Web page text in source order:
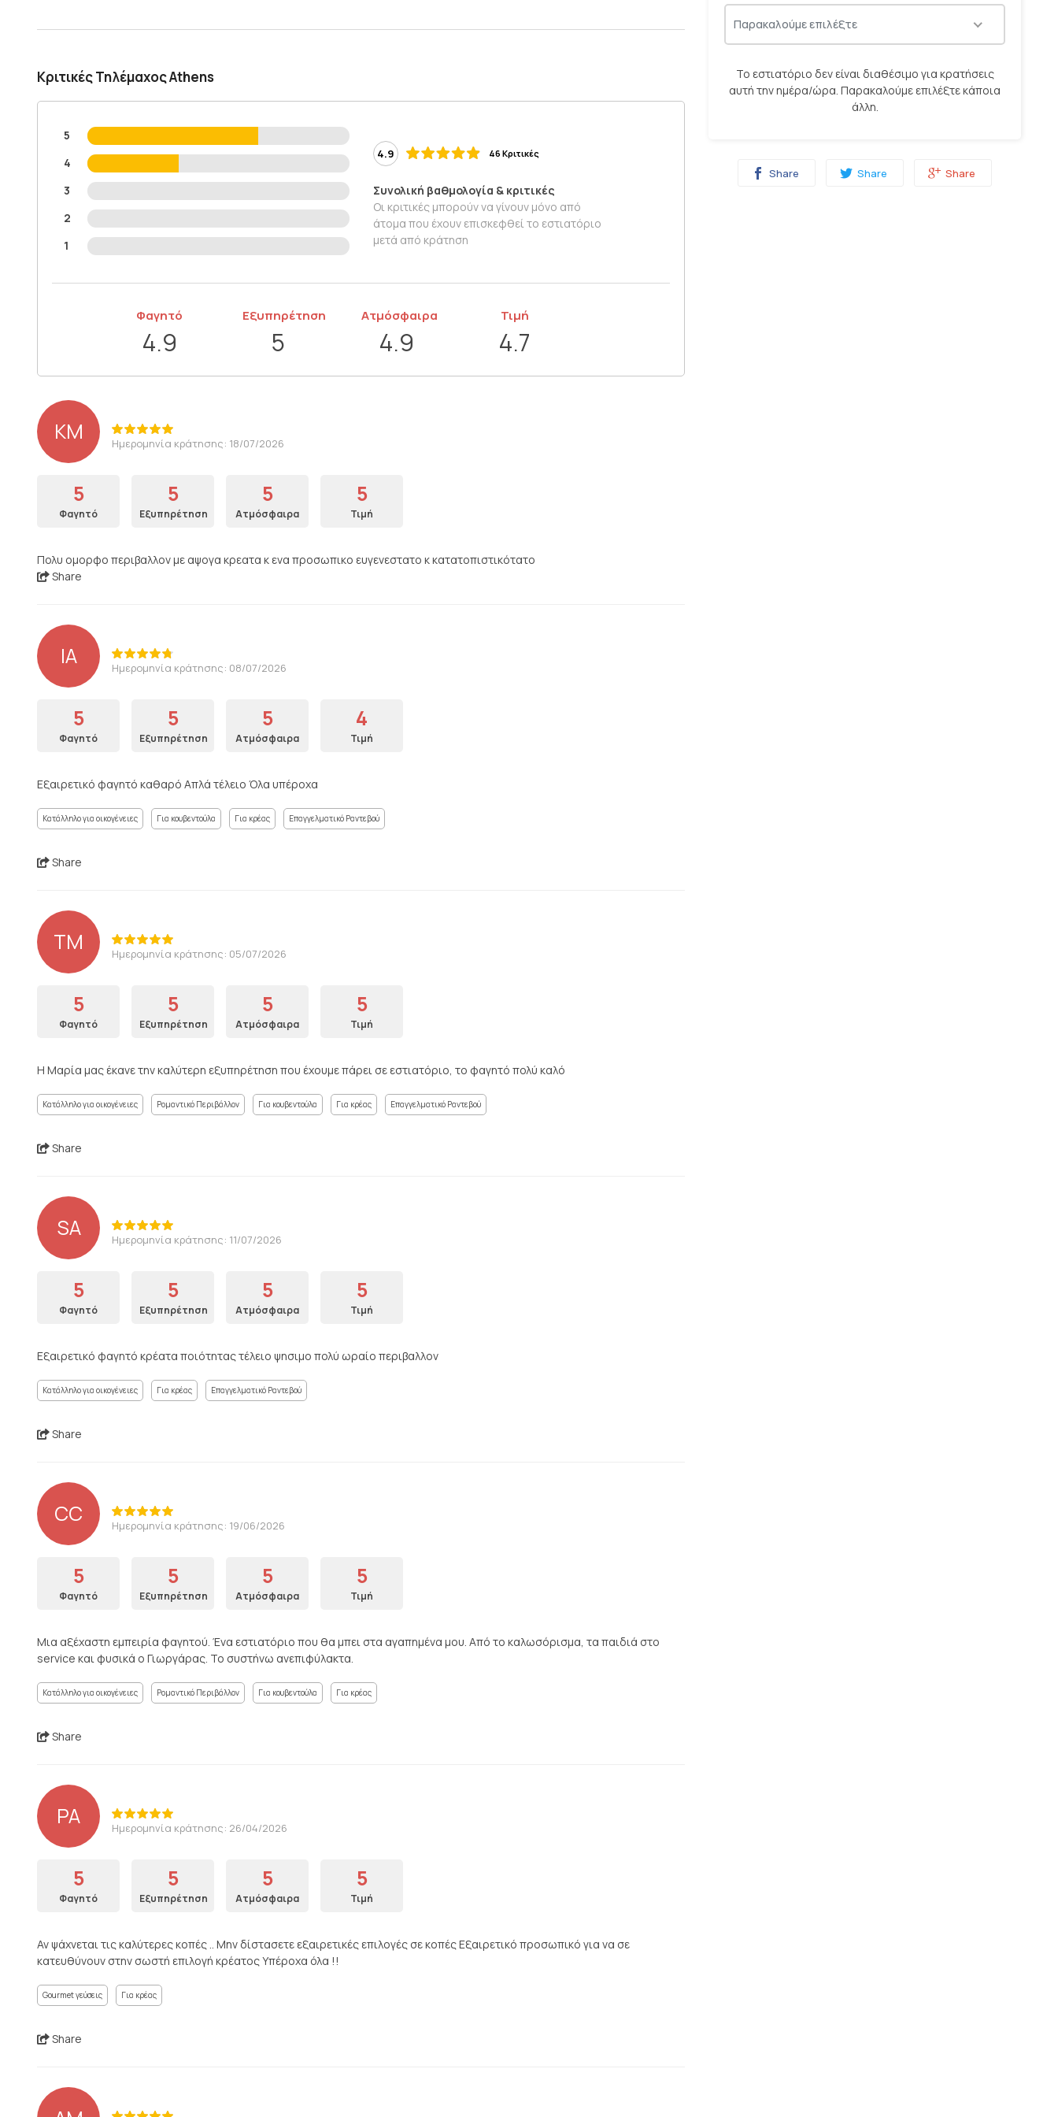
Κριτικές Τηλέμαχος Athens
5
4
3
2
1
4.9 46 Κριτικές
Συνολική βαθμολογία & κριτικές
Οι κριτικές μπορούν να γίνουν μόνο από
άτομα που έχουν επισκεφθεί το εστιατόριο
μετά από κράτηση
Φαγητό
4.9
Εξυπηρέτηση
5
Ατμόσφαιρα
4.9
Τιμή
4.7
KM Ημερομηνία κράτησης: 18/07/2026
5
Φαγητό
5
Εξυπηρέτηση
5
Ατμόσφαιρα
5
Τιμή
Πολυ ομορφο περιβαλλον με αψογα κρεατα κ ενα προσωπικο ευγενεστατο κ κατατοπιστικότατο
Share
IA Ημερομηνία κράτησης: 08/07/2026
5
Φαγητό
5
Εξυπηρέτηση
5
Ατμόσφαιρα
4
Τιμή
Εξαιρετικό φαγητό καθαρό Απλά τέλειο Όλα υπέροχα
Κατάλληλο για οικογένειες Για κουβεντούλα Για κρέας Επαγγελματικό Ραντεβού
Share
ΤΜ Ημερομηνία κράτησης: 05/07/2026
5
Φαγητό
5
Εξυπηρέτηση
5
Ατμόσφαιρα
5
Τιμή
Η Μαρία μας έκανε την καλύτερη εξυπηρέτηση που έχουμε πάρει σε εστιατόριο, το φαγητό πολύ καλό
Κατάλληλο για οικογένειες Ρομαντικό Περιβάλλον Για κουβεντούλα Για κρέας Επαγγελματικό Ραντεβού
Share
SA Ημερομηνία κράτησης: 11/07/2026
5
Φαγητό
5
Εξυπηρέτηση
5
Ατμόσφαιρα
5
Τιμή
Εξαιρετικό φαγητό κρέατα ποιότητας τέλειο ψησιμο πολύ ωραίο περιβαλλον
Κατάλληλο για οικογένειες Για κρέας Επαγγελματικό Ραντεβού
Share
CC Ημερομηνία κράτησης: 19/06/2026
5
Φαγητό
5
Εξυπηρέτηση
5
Ατμόσφαιρα
5
Τιμή
Μια αξέχαστη εμπειρία φαγητού. Ένα εστιατόριο που θα μπει στα αγαπημένα μου. Από το καλωσόρισμα, τα παιδιά στο
service και φυσικά ο Γιωργάρας. Το συστήνω ανεπιφύλακτα.
Κατάλληλο για οικογένειες Ρομαντικό Περιβάλλον Για κουβεντούλα Για κρέας
Share
PA Ημερομηνία κράτησης: 26/04/2026
5
Φαγητό
5
Εξυπηρέτηση
5
Ατμόσφαιρα
5
Τιμή
Αν ψάχνεται τις καλύτερες κοπές .. Μην δίστασετε εξαιρετικές επιλογές σε κοπές Εξαιρετικό προσωπικό για να σε
κατευθύνουν στην σωστή επιλογή κρέατος Υπέροχα όλα !!
Gourmet γεύσεις Για κρέας
Share
Παρακαλούμε επιλέξτε
Το εστιατόριο δεν είναι διαθέσιμο για κρατήσεις
αυτή την ημέρα/ώρα. Παρακαλούμε επιλέξτε κάποια
άλλη.
ΚΡΑΤΗΣΗ
Share Share Share